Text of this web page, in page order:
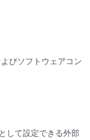
びソフトウェアコン
して設定できる外部